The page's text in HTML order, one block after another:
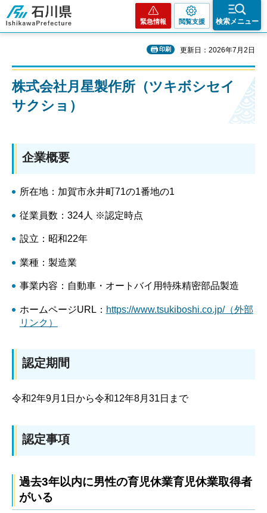
石川県
緊急情報 閲覧支援 検索メニュー
印刷 更新日：2026年7月2日
株式会社月星製作所（ツキボシセイ
サクショ）
企業概要
所在地：加賀市永井町71の1番地の1
従業員数：324人 ※認定時点
設立：昭和22年
業種：製造業
事業内容：自動車・オートバイ用特殊精密部品製造
ホームページURL： https://www.tsukiboshi.co.jp/（外部
リンク）
認定期間
令和2年9月1日から令和12年8月31日まで
認定事項
過去3年以内に男性の育児休業育児休業取得者
がいる